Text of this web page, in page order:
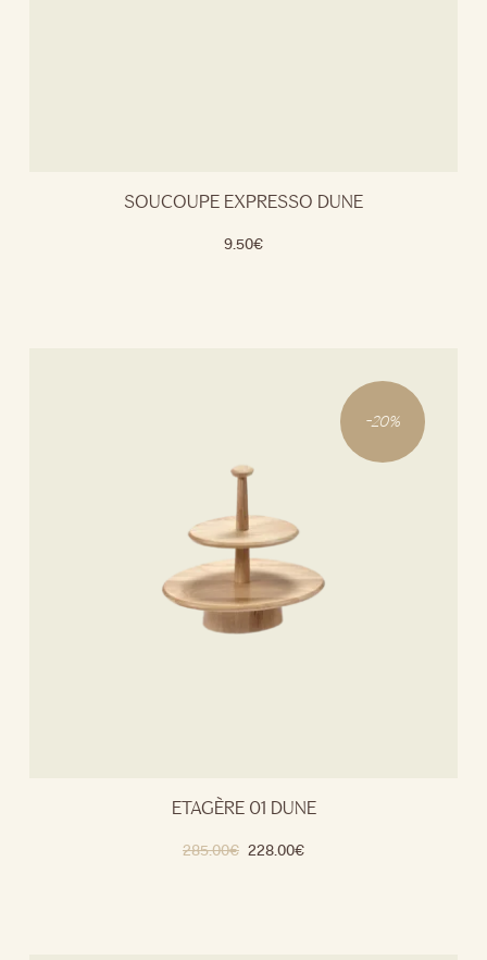
SOUCOUPE EXPRESSO DUNE
9.50€
-20%
ETAGÈRE 01 DUNE
285.00€ 228.00€